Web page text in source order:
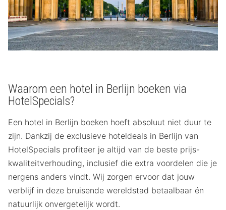
Waarom een hotel in Berlijn boeken via
HotelSpecials?
Een hotel in Berlijn boeken hoeft absoluut niet duur te
zijn. Dankzij de exclusieve hoteldeals in Berlijn van
HotelSpecials profiteer je altijd van de beste prijs-
kwaliteitverhouding, inclusief die extra voordelen die je
nergens anders vindt. Wij zorgen ervoor dat jouw
verblijf in deze bruisende wereldstad betaalbaar én
natuurlijk onvergetelijk wordt.